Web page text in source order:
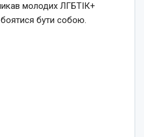
молодих ЛГБТІК+
бути собою.